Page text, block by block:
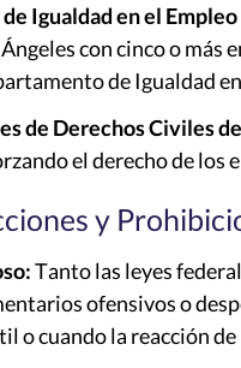
de Igualdad en el
Ángeles con cinco o
de Igualdad
de Derechos Civiles
el derecho de los
y
Tanto las leyes
ofensivos o
o cuando la reacción